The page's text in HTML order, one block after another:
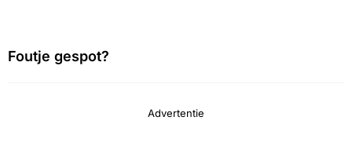
Foutje gespot?
Advertentie